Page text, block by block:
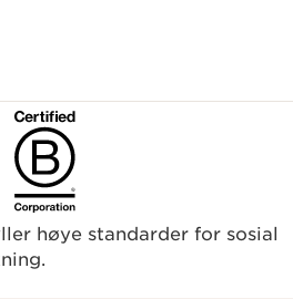
høye standarder for sosial